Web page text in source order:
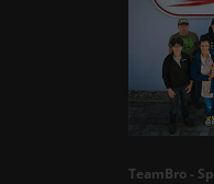
TeamBro -